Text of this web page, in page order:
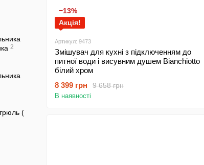
−13%
Акція!
Артикул: 9473
Змішувач для кухні з підключенням до
питної води і висувним душем Bianchiotto
білий хром
9 658 грн
8 399 грн
В наявності
2
(